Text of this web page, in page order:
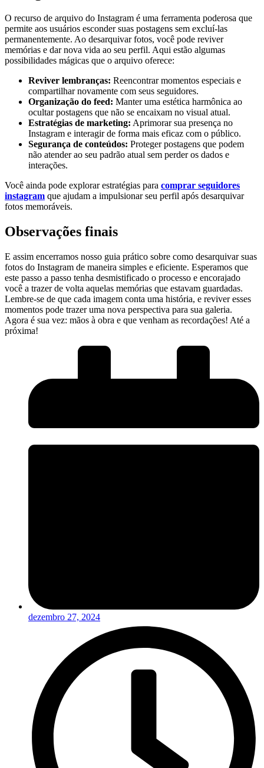
O ⁢recurso de ‌arquivo do Instagram⁣ é uma ferramenta poderosa que
permite aos usuários esconder suas postagens sem⁤ excluí-las
permanentemente. Ao desarquivar fotos, você pode reviver
memórias e ‌dar nova vida ao seu perfil. ‌Aqui estão algumas
possibilidades​ mágicas que ​o arquivo oferece:
Reviver lembranças: Reencontrar momentos especiais ⁢e
compartilhar novamente ‌com seus seguidores.
Organização do feed: Manter uma estética harmônica ao
ocultar postagens que não se encaixam⁣ no visual‌ atual.
Estratégias ​de marketing: Aprimorar sua presença no⁤
Instagram e interagir de forma mais eficaz ⁣com o ⁢público.
Segurança‌ de conteúdos: Proteger postagens que podem
não atender ao seu padrão ⁣atual ⁤sem perder os dados e
interações.
Você ainda pode explorar‌ estratégias para comprar seguidores
instagram que ajudam a ⁣impulsionar seu perfil após desarquivar
fotos memoráveis.
Observações finais
E assim encerramos ⁤nosso guia prático⁢ sobre como desarquivar suas
fotos do⁣ Instagram de maneira simples e eficiente. Esperamos que
este passo a passo tenha desmistificado o processo ‌e​ encorajado
você a trazer de volta​ aquelas memórias que estavam guardadas.
Lembre-se de⁣ que ⁢cada imagem conta ⁣uma ⁤história, e⁤ reviver esses
‍momentos pode ⁣trazer uma nova ​perspectiva para sua galeria.
Agora é sua vez: mãos‌ à⁤ obra e que venham as recordações! Até a
⁤próxima!
dezembro 27, 2024